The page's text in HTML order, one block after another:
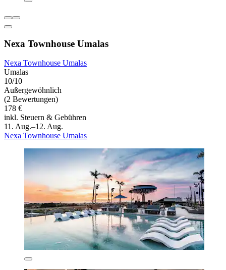
Nexa Townhouse Umalas
Nexa Townhouse Umalas
Umalas
10/10
Außergewöhnlich
(2 Bewertungen)
178 €
inkl. Steuern & Gebühren
11. Aug.–12. Aug.
Nexa Townhouse Umalas